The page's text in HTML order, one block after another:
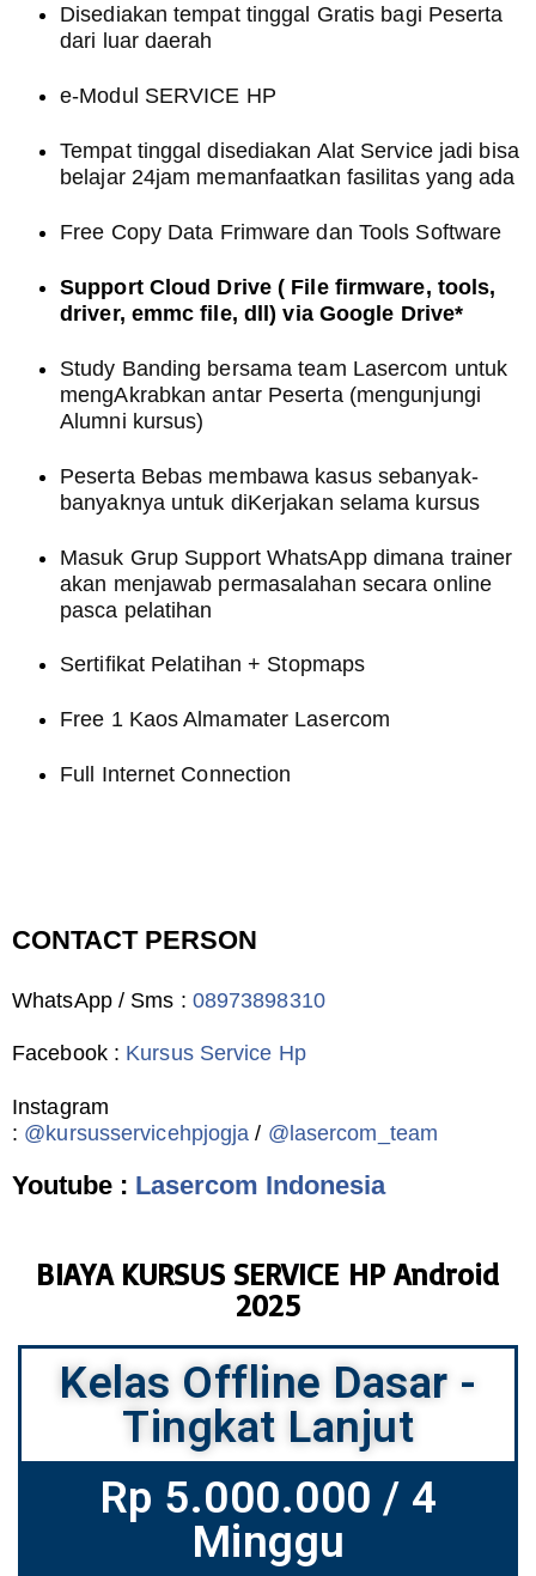
Disediakan tempat tinggal Gratis bagi Peserta
dari luar daerah
e-Modul SERVICE HP
Tempat tinggal disediakan Alat Service jadi bisa
belajar 24jam memanfaatkan fasilitas yang ada
Free Copy Data Frimware dan Tools Software
Support Cloud Drive ( File firmware, tools,
driver, emmc file, dll) via Google Drive*
Study Banding bersama team Lasercom untuk
mengAkrabkan antar Peserta (mengunjungi
Alumni kursus)
Peserta Bebas membawa kasus sebanyak-
banyaknya untuk diKerjakan selama kursus
Masuk Grup Support WhatsApp dimana trainer
akan menjawab permasalahan secara online
pasca pelatihan
Sertifikat Pelatihan + Stopmaps
Free 1 Kaos Almamater Lasercom
Full Internet Connection
CONTACT PERSON
WhatsApp / Sms : 08973898310
Facebook : Kursus Service Hp
Instagram
: @kursusservicehpjogja / @lasercom_team
Youtube : Lasercom Indonesia
BIAYA KURSUS SERVICE HP Android
2025
Kelas Offline Dasar -
Tingkat Lanjut
Rp 5.000.000 / 4
Minggu